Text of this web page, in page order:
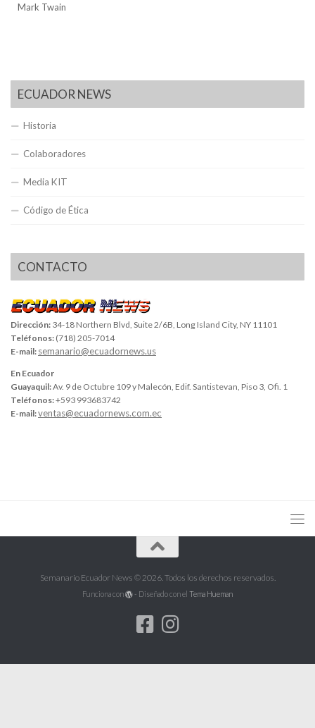
Mark Twain
ECUADOR NEWS
Historia
Colaboradores
Media KIT
Código de Ética
CONTACTO
Dirección: 34-18 Northern Blvd, Suite 2/6B, Long Island City, NY 11101
Teléfonos: (718) 205-7014
E-mail: semanario@ecuadornews.us
En Ecuador
Guayaquil:Av. 9 de Octubre 109 y Malecón, Edif. Santistevan, Piso 3, Ofi. 1
Teléfonos:+593 993683742
E-mail:ventas@ecuadornews.com.ec
Semanario Ecuador News © 2026. Todos los derechos reservados.
Funciona con - Diseñado con el Tema Hueman